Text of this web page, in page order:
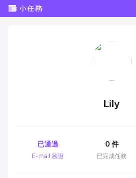
Lily
E-mail 驗證
已通過
已完成任務
0 件